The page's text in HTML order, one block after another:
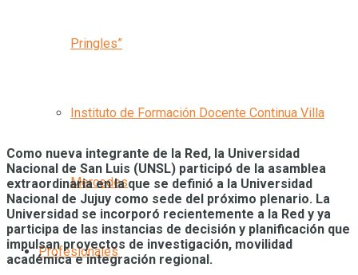
Pringles”
Instituto de Formación Docente Continua Villa
Mercedes
Profesionales
Como nueva integrante de la Red, la Universidad
Nacional de San Luis (UNSL) participó de la asamblea
extraordinaria en la que se definió a la Universidad
Nacional de Jujuy como sede del próximo plenario. La
Universidad se incorporó recientemente a la Red y ya
participa de las instancias de decisión y planificación que
impulsan proyectos de investigación, movilidad
académica e integración regional.